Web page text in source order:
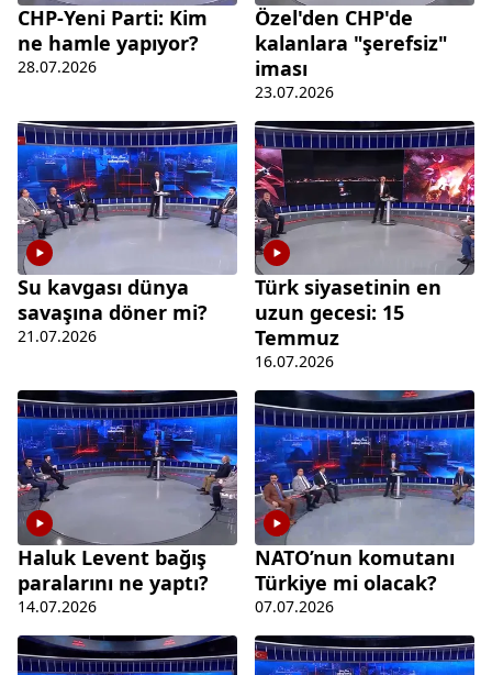
CHP-Yeni Parti: Kim
ne hamle yapıyor?
28.07.2026
Özel'den CHP'de
kalanlara "şerefsiz"
iması
23.07.2026
Su kavgası dünya
savaşına döner mi?
21.07.2026
Türk siyasetinin en
uzun gecesi: 15
Temmuz
16.07.2026
Haluk Levent bağış
paralarını ne yaptı?
14.07.2026
NATO’nun komutanı
Türkiye mi olacak?
07.07.2026